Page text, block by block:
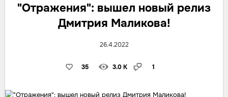
"Отражения": вышел новый релиз
Дмитрия Маликова!
26.4.2022
35 3.0 K 1